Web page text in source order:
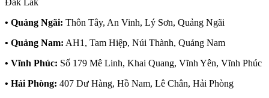
Đắk Lắk
• Quảng Ngãi: Thôn Tây, An Vinh, Lý Sơn, Quảng Ngãi
• Quảng Nam: AH1, Tam Hiệp, Núi Thành, Quảng Nam
• Vĩnh Phúc: Số 179 Mê Linh, Khai Quang, Vĩnh Yên, Vĩnh Phúc
• Hải Phòng: 407 Dư Hàng, Hồ Nam, Lê Chân, Hải Phòng